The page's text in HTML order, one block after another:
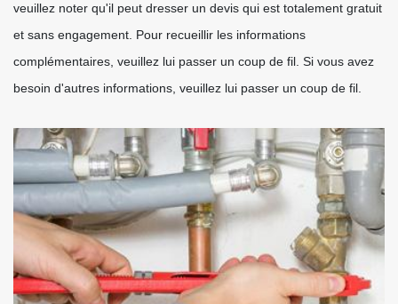
veuillez noter qu'il peut dresser un devis qui est totalement gratuit
et sans engagement. Pour recueillir les informations
complémentaires, veuillez lui passer un coup de fil. Si vous avez
besoin d'autres informations, veuillez lui passer un coup de fil.